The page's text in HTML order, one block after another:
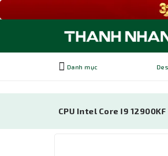
Danh mục
CPU Intel Core I9 12900KF